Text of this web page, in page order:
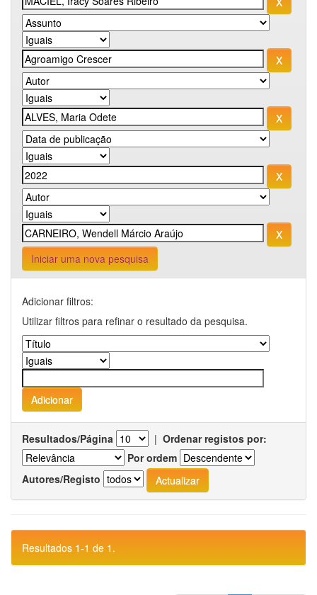
Iniciar uma nova pesquisa
Adicionar filtros:
Utilizar filtros para refinar o resultado da pesquisa.
Resultados/Página | Ordenar registos por:
Por ordem
Autores/Registo
Resultados 1-1 de 1.